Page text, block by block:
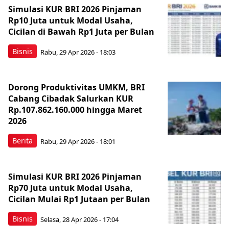
Bisnis
Simulasi KUR BRI 2026 Pinjaman
Rp10 Juta untuk Modal Usaha,
Cicilan di Bawah Rp1 Juta per Bulan
Rabu, 29 Apr 2026 - 18:03
Berita
Dorong Produktivitas UMKM, BRI
Cabang Cibadak Salurkan KUR
Rp.107.862.160.000 hingga Maret
2026
Rabu, 29 Apr 2026 - 18:01
Bisnis
Simulasi KUR BRI 2026 Pinjaman
Rp70 Juta untuk Modal Usaha,
Cicilan Mulai Rp1 Jutaan per Bulan
Selasa, 28 Apr 2026 - 17:04